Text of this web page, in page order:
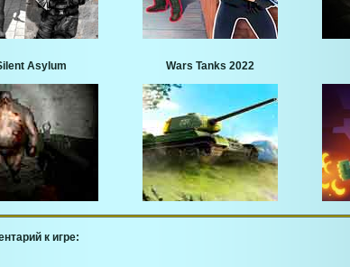
Asylum Wars Tanks 2022
к игре: